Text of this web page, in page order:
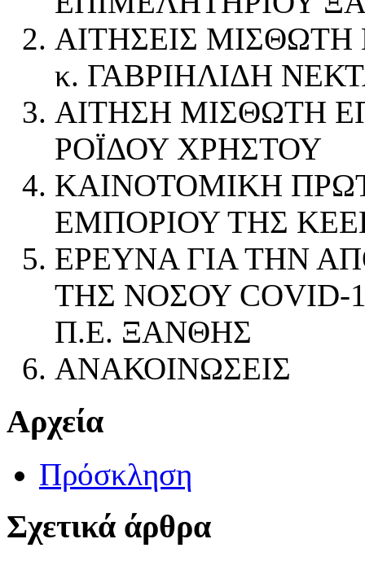
ΑΙΤΗΣΕΙΣ
κ. ΓΑΒΡΙΗΛΙΔΗ
ΑΙΤΗΣΗ ΜΙΣΘΩΤΗ
ΡΟΪΔΟΥ ΧΡΗΣΤΟΥ
ΚΑΙΝΟΤΟΜΙΚΗ
ΕΜΠΟΡΙΟΥ ΤΗΣ
ΕΡΕΥΝΑ ΓΙΑ ΤΗΝ
ΤΗΣ ΝΟΣΟΥ COVID-
Π.Ε. ΞΑΝΘΗΣ
ΑΝΑΚΟΙΝΩΣΕΙΣ
Αρχεία
Πρόσκληση
Σχετικά άρθρα